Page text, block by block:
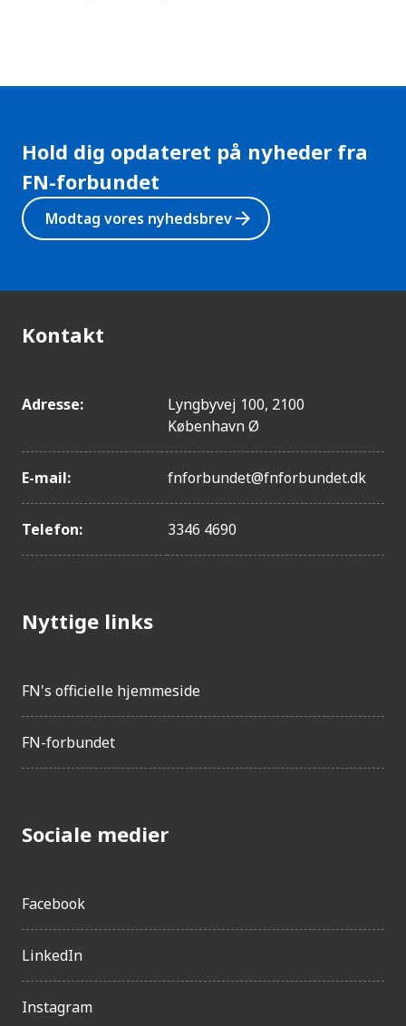
Hold dig opdateret på nyheder fra
FN-forbundet
Modtag vores nyhedsbrevarrow_forward
Kontakt
Adresse:
Lyngbyvej 100, 2100
København Ø
E-mail: fnforbundet@fnforbundet.dk
Telefon: 3346 4690
Nyttige links
FN's officielle hjemmeside
FN-forbundet
Sociale medier
Facebook
LinkedIn
Instagram